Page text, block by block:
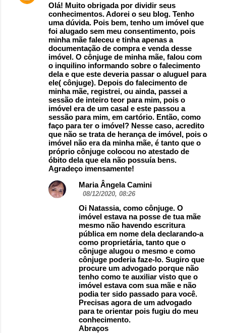
Olá! Muito obrigada por dividir seus
conhecimentos. Adorei o seu blog. Tenho
uma dúvida. Pois bem, tenho um imóvel que
foi alugado sem meu consentimento, pois
minha mãe faleceu e tinha apenas a
documentação de compra e venda desse
imóvel. O cônjuge de minha mãe, falou com
o inquilino informando sobre o falecimento
dela e que este deveria passar o aluguel para
ele( cônjuge). Depois do falecimento de
minha mãe, registrei, ou ainda, passei a
sessão de inteiro teor para mim, pois o
imóvel era de um casal e este passou a
sessão para mim, em cartório. Então, como
faço para ter o imóvel? Nesse caso, acredito
que não se trata de herança de imóvel, pois o
imóvel não era da minha mãe, é tanto que o
próprio cônjuge colocou no atestado de
óbito dela que ela não possuía bens.
Agradeço imensamente!
Maria Ângela Camini
08/12/2020, 08:26
Oi Natassia, como cônjuge. O
imóvel estava na posse de tua mãe
mesmo não havendo escritura
pública em nome dela declarando-a
como proprietária, tanto que o
cônjuge alugou o mesmo e como
cônjuge poderia faze-lo. Sugiro que
procure um advogado porque não
tenho como te auxiliar visto que o
imóvel estava com sua mãe e não
podia ter sido passado para você.
Precisas agora de um advogado
para te orientar pois fugiu do meu
conhecimento.
Abraços